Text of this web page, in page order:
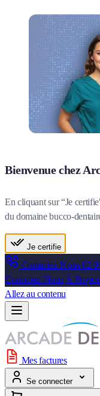
Bienvenue chez
En cliquant sur “Je
du domaine bucco-
Je certifie
Contactez-Nous02
Contactez-Nous À
Allez au contenu
Mes factures
Se connecter